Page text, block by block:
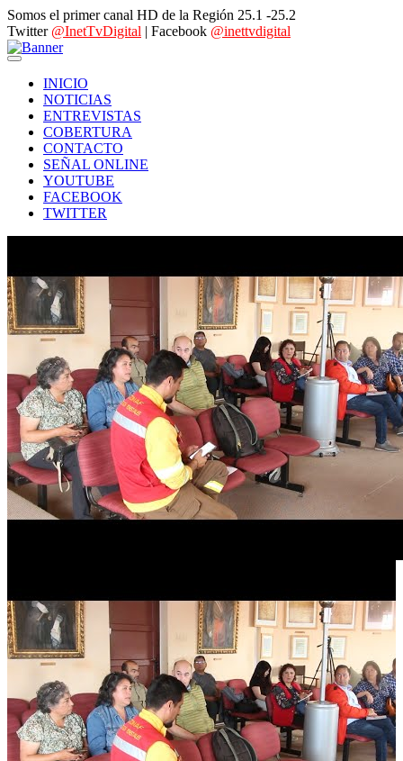
Somos el primer canal HD de la Región 25.1 -25.2
Twitter @InetTvDigital | Facebook @inettvdigital
INICIO
NOTICIAS
ENTREVISTAS
COBERTURA
CONTACTO
SEÑAL ONLINE
YOUTUBE
FACEBOOK
TWITTER